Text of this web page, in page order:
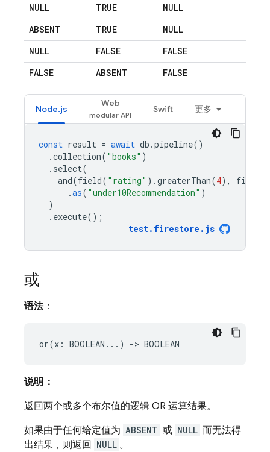
NULL
TRUE
NULL
ABSENT
TRUE
NULL
NULL
FALSE
FALSE
FALSE
ABSENT FALSE
Node.js
Web
Swift 更多
const result = await db .pipeline()
.collection( "books" )
. select(
and(field( "rating" ).greaterThan(4), field
.as( "under10Recommendation" )
)
. execute();
test. firestore . js
或
语法：
说明：
返回两个或多个布尔值的逻辑 OR 运算结果。
如果由于任何给定值为 ABSENT 或 NULL 而无法得
出结果，则返回
NULL 。